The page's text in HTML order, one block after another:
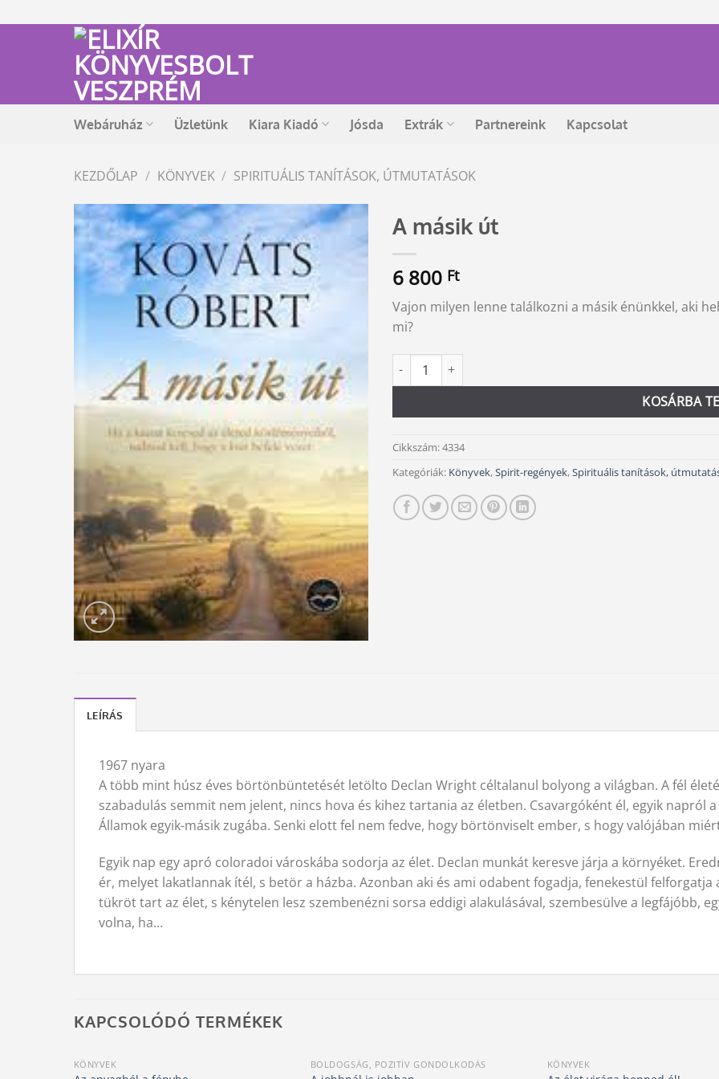
to
Webáruház Üzletünk Kiara Kiadó Jósda Extrák Partnereink Kapcsolat
KEZDŐLAP / KÖNYVEK / SPIRITUÁLIS TANÍTÁSOK, ÚTMUTATÁSOK
A másik út
6 800 Ft
Vajon milyen lenne találkozni a másik énünkkel, aki
mi?
A másik út mennyiség
KOSÁRBA
Alternative:
Cikkszám:4334
Kategóriák: Könyvek,Spirit-regények,Spirituális tanítások,
LEÍRÁS
1967 nyara
A több mint húsz éves börtönbüntetését letölto Declan Wright céltalanul bolyong a világban. A fél
szabadulás semmit nem jelent, nincs hova és kihez tartania az életben. Csavargóként él, egyik napról
Államok egyik-másik zugába. Senki elott fel nem fedve, hogy börtönviselt ember, s hogy valójában
Egyik nap egy apró coloradoi városkába sodorja az élet. Declan munkát keresve járja a környéket.
ér, melyet lakatlannak ítél, s betör a házba. Azonban aki és ami odabent fogadja, fenekestül
tükröt tart az élet, s kénytelen lesz szembenézni sorsa eddigi alakulásával, szembesülve a legfájóbb,
volna, ha…
KAPCSOLÓDÓ TERMÉKEK
KÖNYVEK BOLDOGSÁG, POZITÍV GONDOLKODÁS KÖNYVEK